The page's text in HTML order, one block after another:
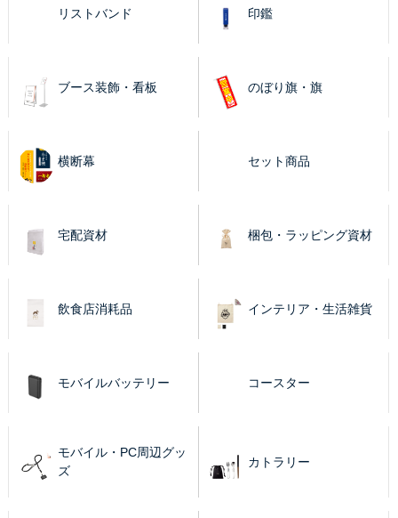
リストバンド 印鑑
ブース装飾・看板 のぼり旗・旗
横断幕 セット商品
宅配資材 梱包・ラッピング資材
飲食店消耗品 インテリア・生活雑貨
モバイルバッテリー コースター
モバイル・PC周辺グッ
ズ
カトラリー